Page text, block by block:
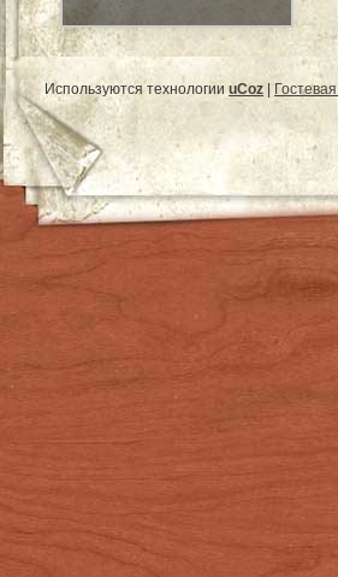
Используются технологии uCoz